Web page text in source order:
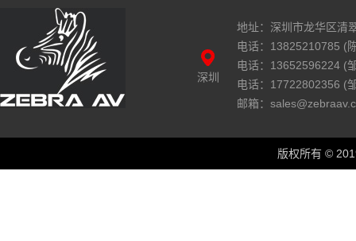
深圳
地址：深圳市龙华区清
电话：13825210785 (
电话：13652596224 (
电话：17722802356 (
邮箱：
版权所有 ©